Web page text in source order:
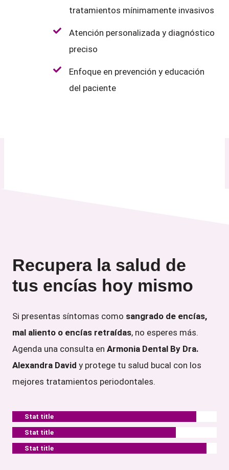
tratamientos mínimamente invasivos
Atención personalizada y diagnóstico
preciso
Enfoque en prevención y educación
del paciente
Recupera la salud de
tus encías hoy mismo
Si presentas síntomas como sangrado de encías,
mal aliento o encías retraídas, no esperes más.
Agenda una consulta en Armonia Dental By Dra.
Alexandra David y protege tu salud bucal con los
mejores tratamientos periodontales.
Stat title
Stat title
Stat title